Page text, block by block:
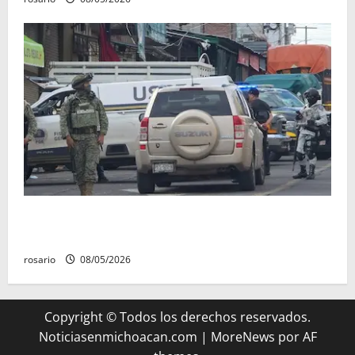
rosario 08/05/2026
Copyright © Todos los derechos reservados.
Noticiasenmichoacan.com | MoreNews por AF